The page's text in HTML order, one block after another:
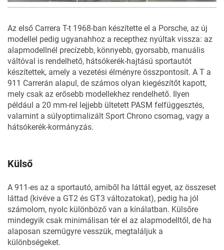
Az első Carrera T-t 1968-ban készítette el a Porsche, az új
modellel pedig ugyanahhoz a recepthez nyúltak vissza: az
alapmodellnél precízebb, könnyebb, gyorsabb, manuális
váltóval is rendelhető, hátsókerék-hajtású sportautót
készítettek, amely a vezetési élményre összpontosít. A T a
911 Carrerán alapul, de számos olyan kiegészítőt kapott,
mely csak az erősebb modellekhez rendelhető. Ilyen
például a 20 mm-rel lejjebb ültetett PASM felfüggesztés,
valamint a súlyoptimalizált Sport Chrono csomag, vagy a
hátsókerék-kormányzás.
Külső
A 911-es az a sportautó, amiből ha láttál egyet, az összeset
láttad (kivéve a GT2 és GT3 változatokat), pedig ha jól
számolom, nyolc különböző van a kínálatban. Külsőre
mindegyik csak minimálisan tér el az alapmodelltől, de ha
alaposan szemügyre vesszük, megtaláljuk a
különbségeket.